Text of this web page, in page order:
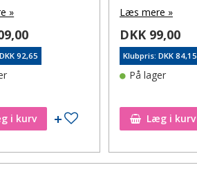
»
92,65
i kurv Tilføj til ønskeseddel
Læs mere »
DKK 99,00
Klubpris: DKK 84,15
På lager
Læg i kurv